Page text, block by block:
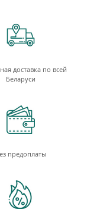
доставка по всей
Беларуси
предоплаты